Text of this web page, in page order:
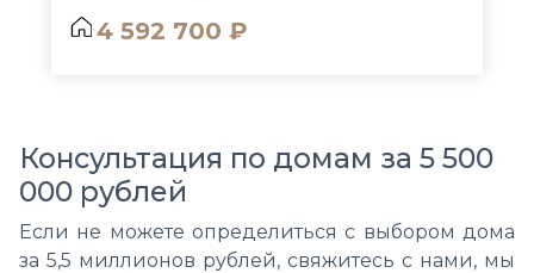
4 592 700 ₽
Консультация по домам за 5 500
000 рублей
Если не можете определиться с выбором дома
за 5,5 миллионов рублей, свяжитесь с нами, мы